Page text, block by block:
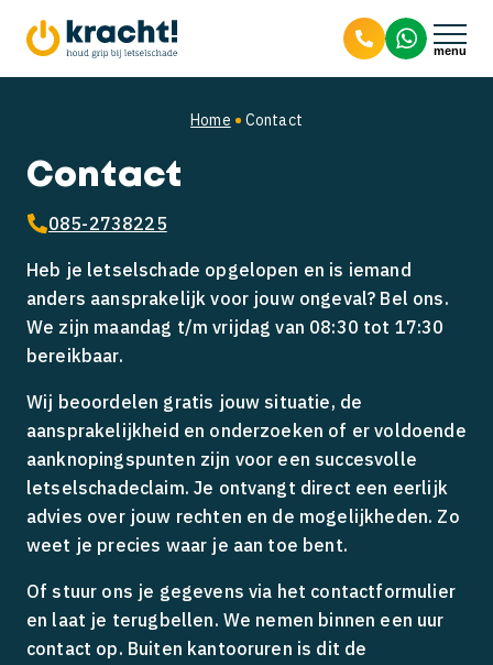
Letselschade claimen
Letselschade door hondenbeet
Bedrijfsongevallen
Arbeidsongeschikt
Aanrijding van achteren
Mijn kind is aangereden
Wat te doen bij een aanrijding?
Het team
Franchisers gezocht
Second opinion
Home Contact
Contact
085-2738225
Heb je letselschade opgelopen en is iemand
anders aansprakelijk voor jouw ongeval? Bel ons.
We zijn maandag t/m vrijdag van 08:30 tot 17:30
bereikbaar.
Wij beoordelen gratis jouw situatie, de
aansprakelijkheid en onderzoeken of er voldoende
aanknopingspunten zijn voor een succesvolle
letselschadeclaim. Je ontvangt direct een eerlijk
advies over jouw rechten en de mogelijkheden. Zo
weet je precies waar je aan toe bent.
Of stuur ons je gegevens via het contactformulier
en laat je terugbellen. We nemen binnen een uur
contact op. Buiten kantooruren is dit de